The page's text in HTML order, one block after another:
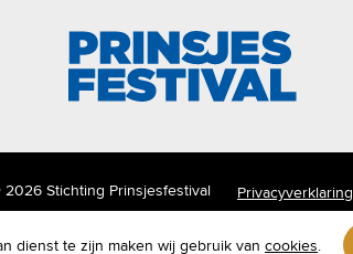
Stichting Prinsjesfestival Privacyverklaring
dienst te zijn maken wij gebruik van cookies.